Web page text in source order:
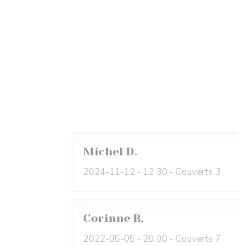
Michel D
2024-11-12 - 12:30 - Couverts 3
Corinne B
2022-05-05 - 20:00 - Couverts 7